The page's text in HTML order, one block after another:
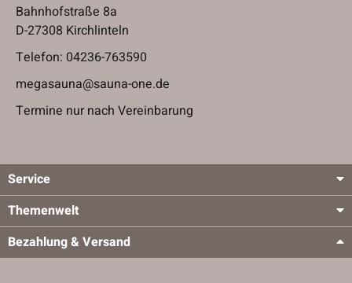
Bahnhofstraße 8a
D-27308 Kirchlinteln
Telefon: 04236-763590
megasauna@sauna-one.de
Termine nur nach Vereinbarung
Service
Themenwelt
Bezahlung & Versand